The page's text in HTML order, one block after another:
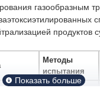
газообразным
продуктов
Методы
испытания